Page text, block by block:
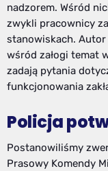
nadzorem. Wśród
zwykli pracownicy
stanowiskach. Autor
wśród załogi temat
zadają pytania
funkcjonowania
Policja
Postanowiliśmy
Prasowy Komendy